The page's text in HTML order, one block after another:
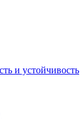
и устойчивость